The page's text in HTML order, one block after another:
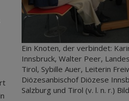
Ein Knoten, der verbindet:
Innsbruck, Walter Peer,
Tirol, Sybille Auer, Leiterin
Diözesanbischof Diözese
Salzburg und Tirol (v. l. n. r.)